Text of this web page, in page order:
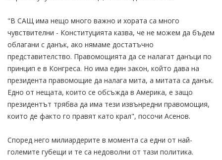
"В САЩ има нещо много важно и хората са много
чувствителни - Конституцията казва, че не можем да бъдем
облагани с данък, ако нямаме достатъчно
представителство. Правомощията да се налагат данъци по
принцип е в Конгреса. Но има един закон, който дава на
президента правомощие да налага мита, а митата са данък.
Едно от нещата, които се обсъжда в Америка, е защо
президентът трябва да има тези извънредни правомощия,
които де факто го правят като крал", посочи Асенов.
Според него милиардерите в момента са едни от най-
големите губещи и те са недоволни от тази политика.